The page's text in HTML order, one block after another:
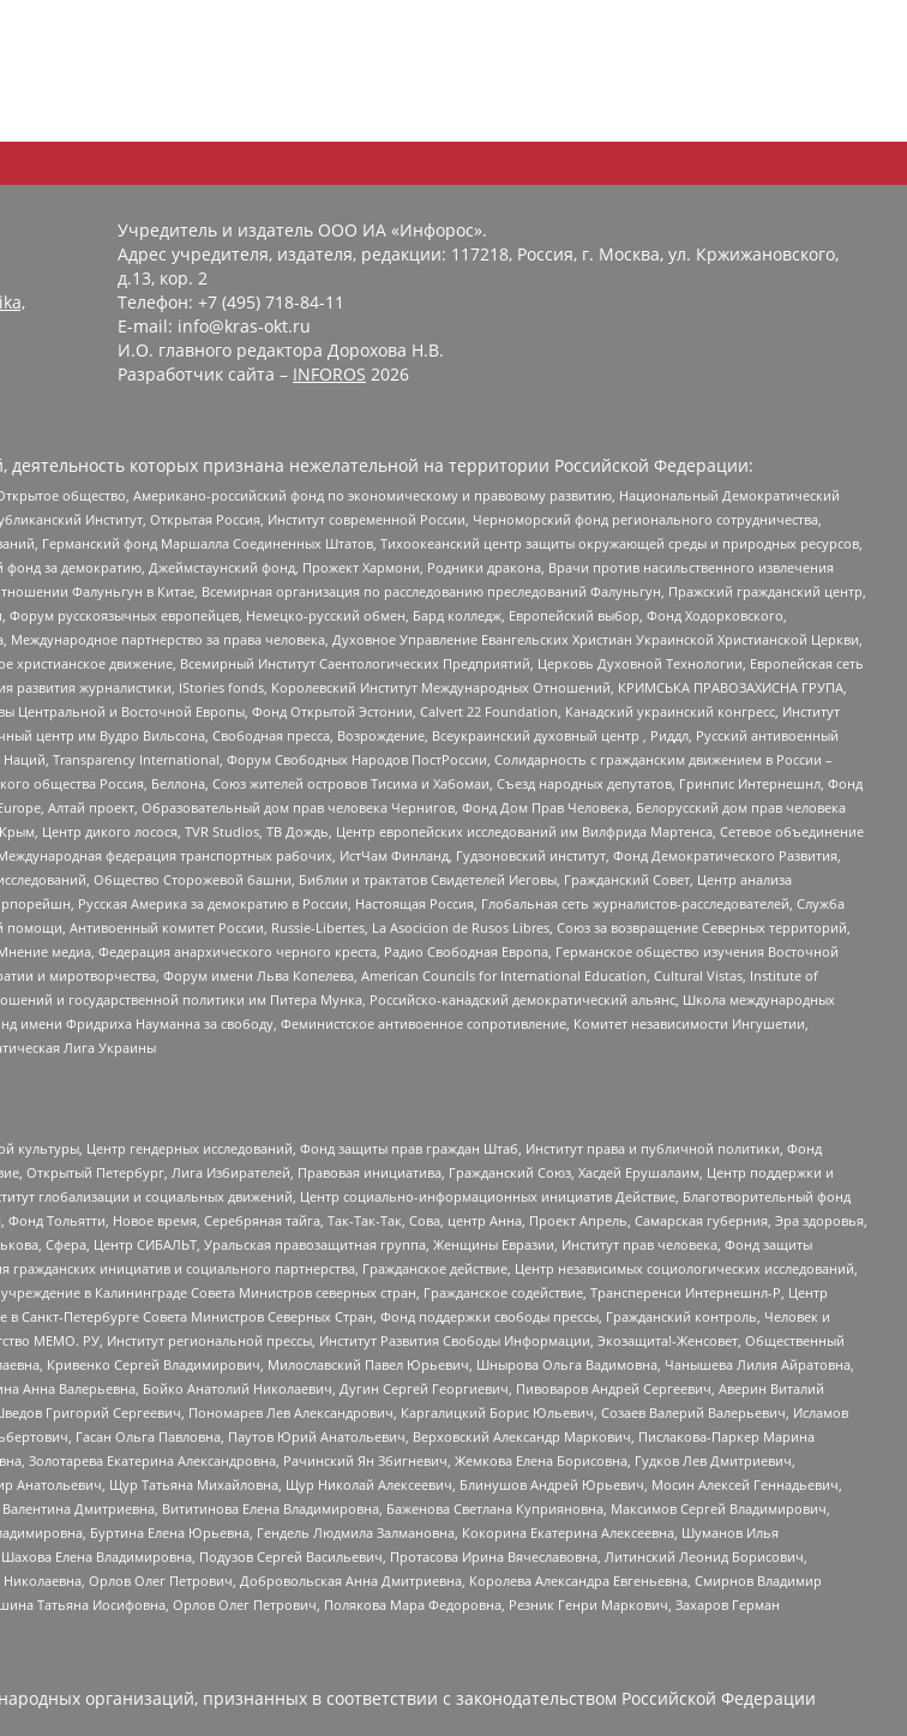
Учредитель и издатель ООО ИА «Инфорос».
Адрес учредителя, издателя, редакции: 117218, Россия, г. Москва, ул. Кржижановского,
д.13, кор. 2
Телефон: +7 (495) 718-84-11
E-mail: info@kras-okt.ru
И.О. главного редактора Дорохова Н.В.
Разработчик сайта – INFOROS 2026
которых признана нежелательной на территории Российской Федерации:
общество, Американо-российский фонд по экономическому и правовому развитию, Национальный Демократический
Институт, Открытая Россия, Институт современной России, Черноморский фонд регионального сотрудничества,
Германский фонд Маршалла Соединенных Штатов, Тихоокеанский центр защиты окружающей среды и природных ресурсов,
за демократию, Джеймстаунский фонд, Прожект Хармони, Родники дракона, Врачи против насильственного извлечения
Фалуньгун в Китае, Всемирная организация по расследованию преследований Фалуньгун, Пражский гражданский центр,
русскоязычных европейцев, Немецко-русский обмен, Бард колледж, Европейский выбор, Фонд Ходорковского,
партнерство за права человека, Духовное Управление Евангельских Христиан Украинской Христианской Церкви,
движение, Всемирный Институт Саентологических Предприятий, Церковь Духовной Технологии, Европейская сеть
журналистики, IStories fonds, Королевский Институт Международных Отношений, КРИМСЬКА ПРАВОЗАХИСНА ГРУПА,
и Восточной Европы, Фонд Открытой Эстонии, Calvert 22 Foundation, Канадский украинский конгресс, Институт
центр им Вудро Вильсона, Свободная пресса, Возрождение, Всеукраинский духовный центр , Риддл, Русский антивоенный
Transparеncy International, Форум Свободных Народов ПостРоссии, Солидарность с гражданским движением в России –
общества Россия, Беллона, Союз жителей островов Тисима и Хабомаи, Съезд народных депутатов, Гринпис Интернешнл, Фонд
Алтай проект, Образовательный дом прав человека Чернигов, Фонд Дом Прав Человека, Белорусский дом прав человека
Центр дикого лосося, TVR Studios, ТВ Дождь, Центр европейских исследований им Вилфрида Мартенса, Сетевое объединение
федерация транспортных рабочих, ИстЧам Финланд, Гудзоновский институт, Фонд Демократического Развития,
Общество Сторожевой башни, Библии и трактатов Свидетелей Иеговы, Гражданский Совет, Центр анализа
Русская Америка за демократию в России, Настоящая Россия, Глобальная сеть журналистов-расследователей, Служба
Антивоенный комитет России, Russie-Libertes, La Asocicion de Rusos Libres, Союз за возвращение Северных территорий,
медиа, Федерация анархического черного креста, Радио Свободная Европа, Германское общество изучения Восточной
и миротворчества, Форум имени Льва Копелева, American Councils for International Education, Cultural Vistas, Institute of
и государственной политики им Питера Мунка, Российско-канадский демократический альянс, Школа международных
Фридриха Науманна за свободу, Феминистское антивоенное сопротивление, Комитет независимости Ингушетии,
Лига Украины
Центр гендерных исследований, Фонд защиты прав граждан Штаб, Институт права и публичной политики, Фонд
Петербург, Лига Избирателей, Правовая инициатива, Гражданский Союз, Хасдей Ерушалаим, Центр поддержки и
глобализации и социальных движений, Центр социально-информационных инициатив Действие, Благотворительный фонд
Тольятти, Новое время, Серебряная тайга, Так-Так-Так, Сова, центр Анна, Проект Апрель, Самарская губерния, Эра здоровья,
Сфера, Центр СИБАЛЬТ, Уральская правозащитная группа, Женщины Евразии, Институт прав человека, Фонд защиты
инициатив и социального партнерства, Гражданское действие, Центр независимых социологических исследований,
в Калининграде Совета Министров северных стран, Гражданское содействие, Трансперенси Интернешнл-Р, Центр
Санкт-Петербурге Совета Министров Северных Стран, Фонд поддержки свободы прессы, Гражданский контроль, Человек и
МЕМО. РУ, Институт региональной прессы, Институт Развития Свободы Информации, Экозащита!-Женсовет, Общественный
Кривенко Сергей Владимирович, Милославский Павел Юрьевич, Шнырова Ольга Вадимовна, Чанышева Лилия Айратовна,
Анна Валерьевна, Бойко Анатолий Николаевич, Дугин Сергей Георгиевич, Пивоваров Андрей Сергеевич, Аверин Виталий
Григорий Сергеевич, Пономарев Лев Александрович, Каргалицкий Борис Юльевич, Созаев Валерий Валерьевич, Исламов
Гасан Ольга Павловна, Паутов Юрий Анатольевич, Верховский Александр Маркович, Пислакова-Паркер Марина
Золотарева Екатерина Александровна, Рачинский Ян Збигневич, Жемкова Елена Борисовна, Гудков Лев Дмитриевич,
Анатольевич, Щур Татьяна Михайловна, Щур Николай Алексеевич, Блинушов Андрей Юрьевич, Мосин Алексей Геннадьевич,
Дмитриевна, Вититинова Елена Владимировна, Баженова Светлана Куприяновна, Максимов Сергей Владимирович,
Буртина Елена Юрьевна, Гендель Людмила Залмановна, Кокорина Екатерина Алексеевна, Шуманов Илья
Елена Владимировна, Подузов Сергей Васильевич, Протасова Ирина Вячеславовна, Литинский Леонид Борисович,
Орлов Олег Петрович, Добровольская Анна Дмитриевна, Королева Александра Евгеньевна, Смирнов Владимир
Татьяна Иосифовна, Орлов Олег Петрович, Полякова Мара Федоровна, Резник Генри Маркович, Захаров Герман
организаций, признанных в соответствии с законодательством Российской Федерации